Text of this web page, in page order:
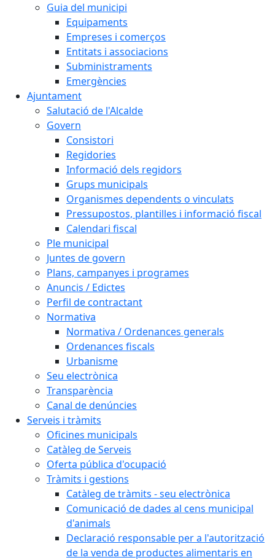
Guia del municipi
Equipaments
Empreses i comerços
Entitats i associacions
Subministraments
Emergències
Ajuntament
Salutació de l'Alcalde
Govern
Consistori
Regidories
Informació dels regidors
Grups municipals
Organismes dependents o vinculats
Pressupostos, plantilles i informació fiscal
Calendari fiscal
Ple municipal
Juntes de govern
Plans, campanyes i programes
Anuncis / Edictes
Perfil de contractant
Normativa
Normativa / Ordenances generals
Ordenances fiscals
Urbanisme
Seu electrònica
Transparència
Canal de denúncies
Serveis i tràmits
Oficines municipals
Catàleg de Serveis
Oferta pública d'ocupació
Tràmits i gestions
Catàleg de tràmits - seu electrònica
Comunicació de dades al cens municipal
d'animals
Declaració responsable per a l'autorització
de la venda de productes alimentaris en